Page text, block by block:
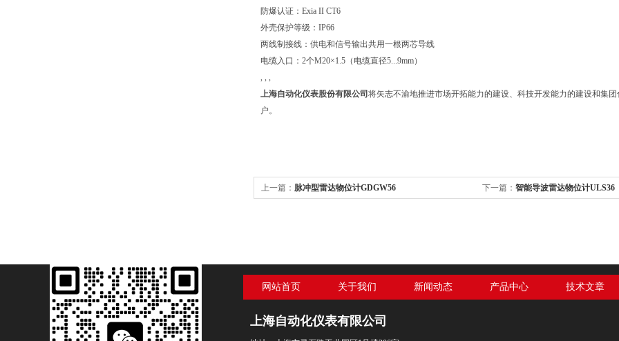
防爆认证：Exia II CT6
外壳保护等级：IP66
两线制接线：供电和信号输出共用一根两芯导线
电缆入口：2个M20×1.5（电缆直径5...9mm）
, , ,
上海自动化仪表股份有限公司 将矢志不渝地推进市场开拓能力的建设、科技开发能力的建设和集
户。
上一篇： 脉冲型雷达物位计GDGW56 下一篇： 智能导波雷达物位计ULS36
网站首页 关于我们 新闻动态 产品中心 技术文章
上海自动化仪表有限公司